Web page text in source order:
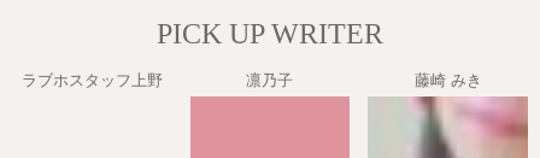
PICK UP WRITER
ラブホスタッフ上野 凛乃子 藤崎 みき